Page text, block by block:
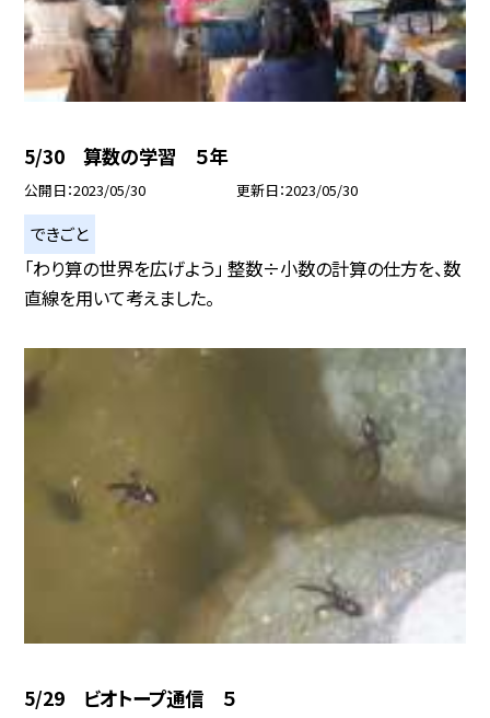
5/30 算数の学習 ５年
公開日 2023/05/30 更新日 2023/05/30
できごと
「わり算の世界を広げよう」 整数÷小数の計算の仕方を、数
直線を用いて考えました。
5/29 ビオトープ通信 ５